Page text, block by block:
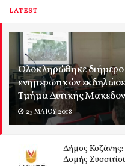
LATEST
Ολοκληρώθηκε διήμερο
ενημερωτικών
Τμήμα Δυτικής
23 ΜΑΪ́ΟΥ 2018
Δήμος Κοζάνης:
Δομής